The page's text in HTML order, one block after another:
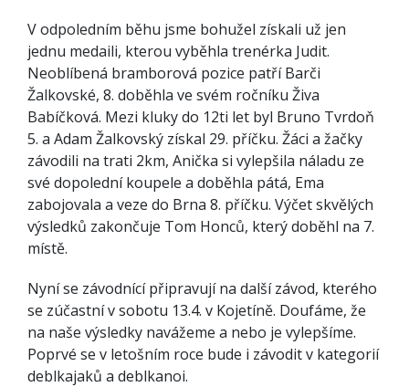
V odpoledním běhu jsme bohužel získali už jen
jednu medaili, kterou vyběhla trenérka Judit.
Neoblíbená bramborová pozice patří Barči
Žalkovské, 8. doběhla ve svém ročníku Živa
Babíčková. Mezi kluky do 12ti let byl Bruno Tvrdoň
5. a Adam Žalkovský získal 29. příčku. Žáci a žačky
závodili na trati 2km, Anička si vylepšila náladu ze
své dopolední koupele a doběhla pátá, Ema
zabojovala a veze do Brna 8. příčku. Výčet skvělých
výsledků zakončuje Tom Honců, který doběhl na 7.
místě.
Nyní se závodnící připravují na další závod, kterého
se zúčastní v sobotu 13.4. v Kojetíně. Doufáme, že
na naše výsledky navážeme a nebo je vylepšíme.
Poprvé se v letošním roce bude i závodit v kategorií
deblkajaků a deblkanoi.